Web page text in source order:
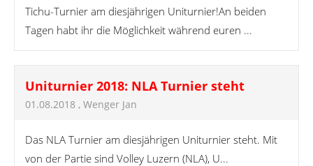
Tichu-Turnier am diesjährigen Uniturnier!An beiden
Tagen habt ihr die Möglichkeit während euren ...
Uniturnier 2018: NLA Turnier steht
01.08.2018 , Wenger Jan
Das NLA Turnier am diesjährigen Uniturnier steht. Mit
von der Partie sind Volley Luzern (NLA), U...